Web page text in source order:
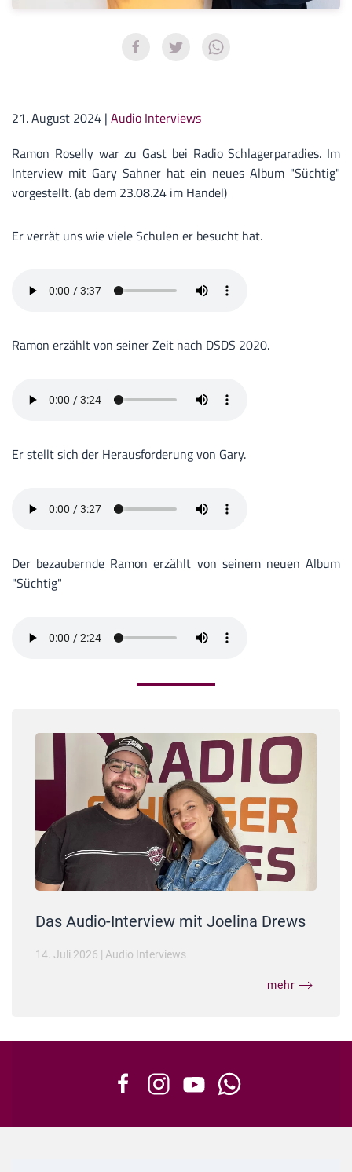
21. August 2024 | Audio Interviews
Ramon Roselly war zu Gast bei Radio Schlagerparadies. Im
Interview mit Gary Sahner hat ein neues Album "Süchtig"
vorgestellt. (ab dem 23.08.24 im Handel)
Er verrät uns wie viele Schulen er besucht hat.
Ramon erzählt von seiner Zeit nach DSDS 2020.
Er stellt sich der Herausforderung von Gary.
Der bezaubernde Ramon erzählt von seinem neuen Album
"Süchtig"
Das Audio-Interview mit Joelina Drews
14. Juli 2026 | Audio Interviews
mehr